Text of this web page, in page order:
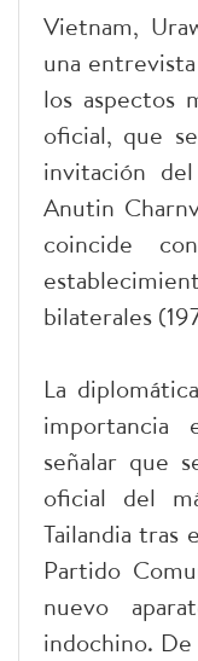
Vietnam,
una
los aspectos
oficial, que
invitación
Anutin
coincide
bilaterales
La
importancia
señalar que
oficial del
Tailandia tras
Partido
nuevo
indochino. De